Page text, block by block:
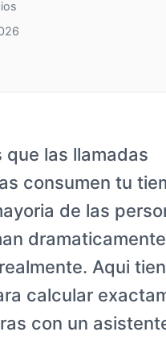
que las llamadas
consumen tu
de las
Aqui
calcular
con un